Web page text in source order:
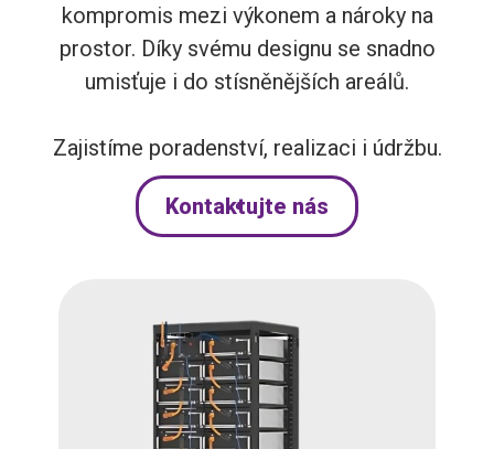
kompromis mezi výkonem a nároky na
prostor. Díky svému designu se snadno
umisťuje i do stísněnějších areálů.
Zajistíme poradenství, realizaci i údržbu.
Kontaktujte nás